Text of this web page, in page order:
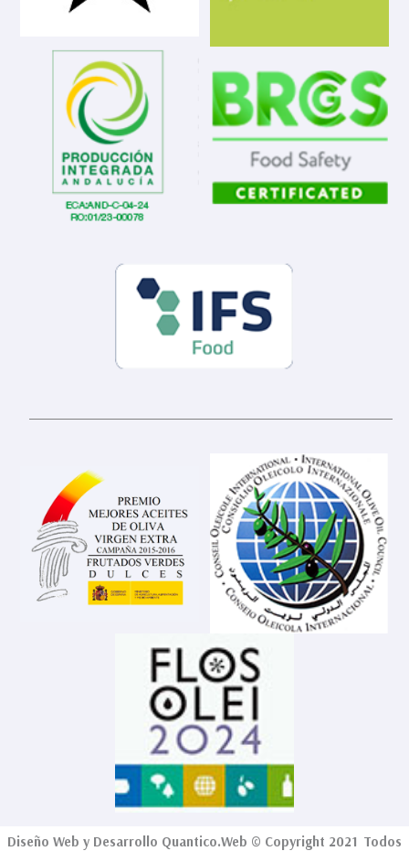
Diseño Web y Desarrollo Quantico.Web © Copyright 2021 Todos